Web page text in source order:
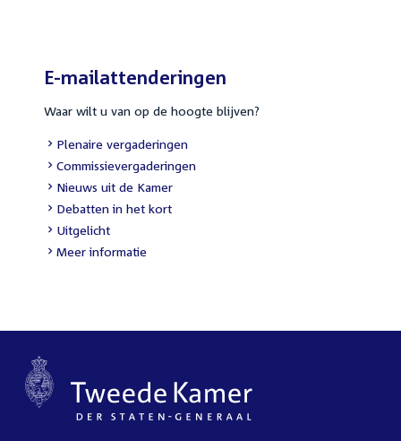
E-mailattenderingen
Waar wilt u van op de hoogte blijven?
External
link:
Plenaire vergaderingen
External
link:
Commissievergaderingen
External
link:
Nieuws uit de Kamer
External
link:
Debatten in het kort
External
link:
Uitgelicht
Meer informatie